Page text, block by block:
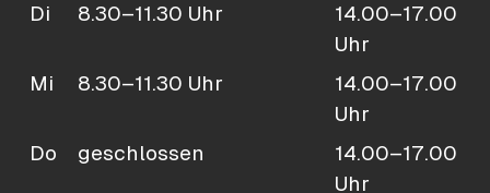
Di
8.30–11.30 Uhr
14.00–17.00
Uhr
Mi
8.30–11.30 Uhr
14.00–17.00
Uhr
Do
geschlossen
14.00–17.00
Uhr